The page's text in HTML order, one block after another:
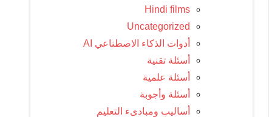
Hindi films
Uncategorized
أدوات الذكاء الاصطناعي AI
أسئلة تقنية
أسئلة علمية
أسئلة وأجوبة
أساليب ومبادىء التعليم